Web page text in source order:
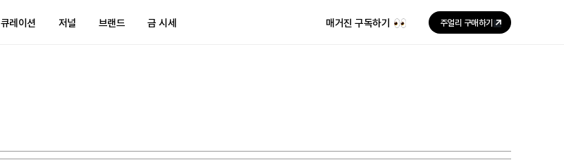
큐레이션
저널 브랜드 금 시세 매거진 구독하기 주얼리 구매하기